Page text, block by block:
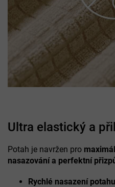
Ultra elastický a
Potah je navržen pro
nasazování a perfektní
Rychlé nasazení potahu